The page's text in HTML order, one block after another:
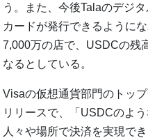
う。また、今後Talaのデジ
カードが発行できるように
7,000万の店で、USDCの残
なるとしている。
Visaの仮想通貨部門のトッ
リリースで、「USDCのよ
人々や場所で決済を実現で